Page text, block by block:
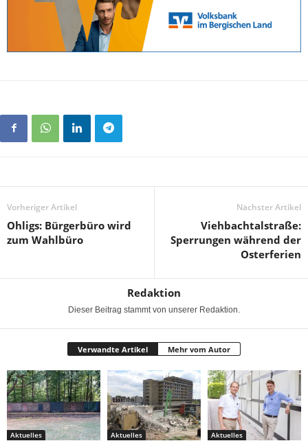
Vorheriger Artikel
Ohligs: Bürgerbüro wird
zum Wahlbüro
Nächster Artikel
Viehbachtalstraße:
Sperrungen während der
Osterferien
Redaktion
Dieser Beitrag stammt von unserer Redaktion.
Verwandte Artikel Mehr vom Autor
Aktuelles Aktuelles Aktuelles